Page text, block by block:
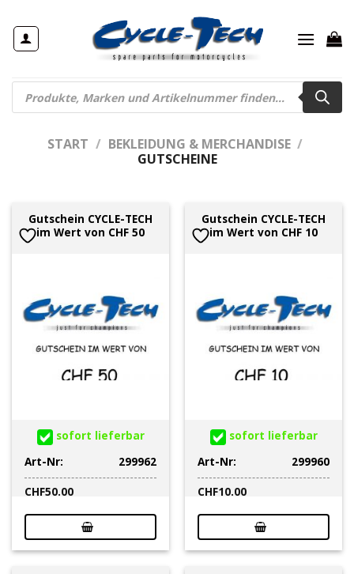
Inhalt
springen
Products
search
START / BEKLEIDUNG & MERCHANDISE /
GUTSCHEINE
Gutschein CYCLE-TECH
im Wert von CHF 50
sofort lieferbar
Art-Nr:
299962
CHF50.00
Gutschein CYCLE-TECH
im Wert von CHF 10
sofort lieferbar
Art-Nr:
299960
CHF10.00